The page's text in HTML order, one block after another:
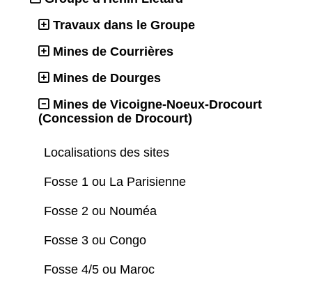
Travaux dans le Groupe
Mines de Courrières
Mines de Dourges
Mines de Vicoigne-Noeux-Drocourt
(Concession de Drocourt)
Localisations des sites
Fosse 1 ou La Parisienne
Fosse 2 ou Nouméa
Fosse 3 ou Congo
Fosse 4/5 ou Maroc